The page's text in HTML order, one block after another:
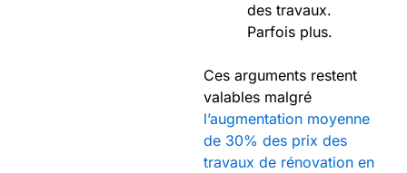
des travaux.
Parfois plus.
Ces arguments restent
valables malgré
l’augmentation moyenne
de 30% des prix des
travaux de rénovation en